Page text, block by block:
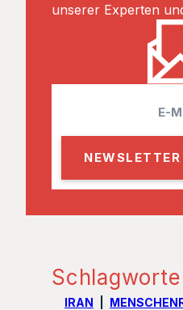
unserer Experten
a
l
Schlagworte
IRAN